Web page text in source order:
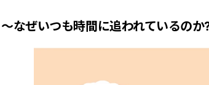
〜なぜいつも時間に追われているのか